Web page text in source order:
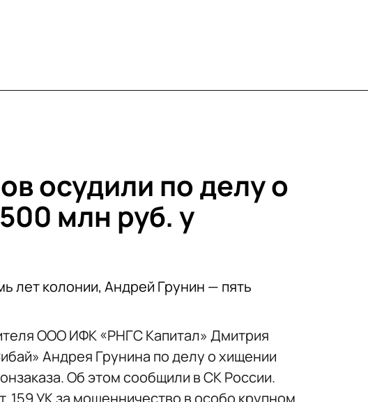
осудили по делу о
млн руб. у
лет колонии, Андрей Грунин — пять
ООО ИФК «РНГС Капитал» Дмитрия
Андрея Грунина по делу о хищении
Об этом сообщили в СК России.
159 УК за мошенничество в особо крупном